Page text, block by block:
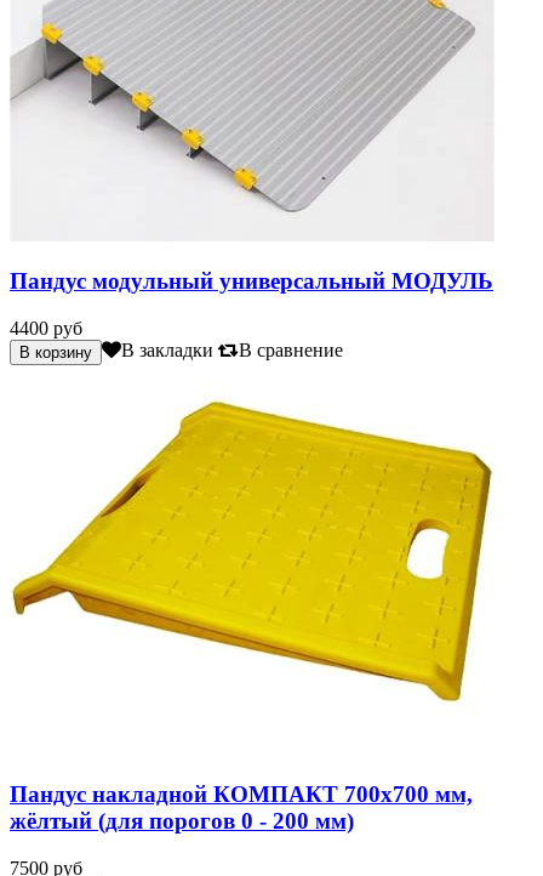
Пандус модульный универсальный МОДУЛЬ
4400 руб
В закладки В сравнение
Пандус накладной КОМПАКТ 700х700 мм,
жёлтый (для порогов 0 - 200 мм)
7500 руб